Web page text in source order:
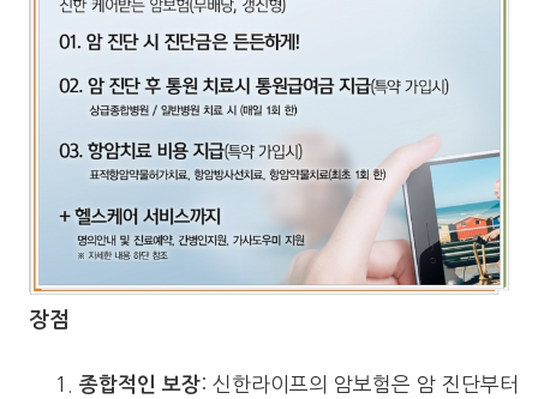
장점
종합적인 보장: 신한라이프의 암보험은 암 진단부터